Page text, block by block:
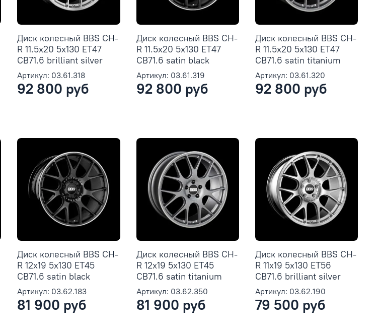
Диск колесный BBS CH-
R 11.5x20 5x130 ET47
CB71.6 brilliant silver
Артикул: 03.61.318
92 800 руб
Диск колесный BBS CH-
R 11.5x20 5x130 ET47
CB71.6 satin black
Артикул: 03.61.319
92 800 руб
Диск колесный BBS CH-
R 11.5x20 5x130 ET47
CB71.6 satin titanium
Артикул: 03.61.320
92 800 руб
Диск колесный BBS CH-
R 12x19 5x130 ET45
CB71.6 satin black
Артикул: 03.62.183
81 900 руб
Диск колесный BBS CH-
R 12x19 5x130 ET45
CB71.6 satin titanium
Артикул: 03.62.350
81 900 руб
Диск колесный BBS CH-
R 11x19 5x130 ET56
CB71.6 brilliant silver
Артикул: 03.62.190
79 500 руб